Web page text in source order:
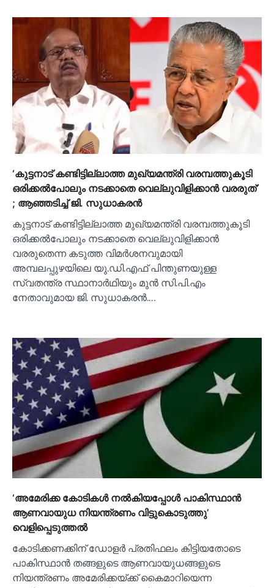
‘കുട്ടനാട് കണ്ടിട്ടില്ലാത്ത മുഖ്യമന്ത്രി വരമ്പത്തുകൂടി
ഒരിക്കല്‍പോലും നടക്കാതെ വെല്ലുവിളിക്കാൻ വരരുത്’
; ആഞ്ഞടിച്ച്‌ ജി. സുധാകരൻ
കുട്ടനാട് കണ്ടിട്ടില്ലാത്ത മുഖ്യമന്ത്രി വരമ്പത്തുകൂടി
ഒരിക്കല്‍പോലും നടക്കാതെ വെല്ലുവിളിക്കാൻ
വരരുതെന്ന കടുത്ത വിമർശനവുമായി
അമ്പലപ്പുഴയിലെ യു.ഡി.എഫ് പിന്തുണയുള്ള
സ്വതന്ത്ര സ്ഥാനാർഥിയും മുൻ സി.പി.എം
നേതാവുമായ ജി. സുധാകരൻ.…
‘അമേരിക്ക കോടികള്‍ നല്‍കിയപ്പോള്‍ പാകിസ്ഥാൻ
ആണവായുധ നിയന്ത്രണം വിട്ടുകൊടുത്തു’
വെളിപ്പെടുത്തല്‍
കോടിക്കണക്കിന് ഡോളർ പ്രതിഫലം കിട്ടിയതോടെ
പാകിസ്ഥാൻ തങ്ങളുടെ ആണവായുധങ്ങളുടെ
നിയന്ത്രണം അമേരിക്കയ്ക്ക് കൈമാറിയെന്ന